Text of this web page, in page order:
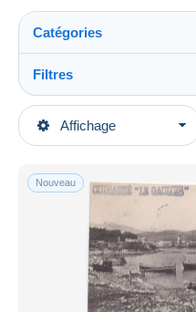
Affichage
Catégories
Catégories principales
Europe
Poste militaire
Poste navale
Filtres
Types de vente
En cours
Prix fixes
Enchères avec offres
Enchères sans offres
Maisons de vente
Vendus
Nouveau